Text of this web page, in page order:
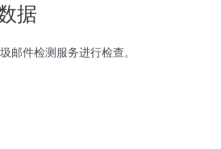
据
邮件检测服务进行检查。